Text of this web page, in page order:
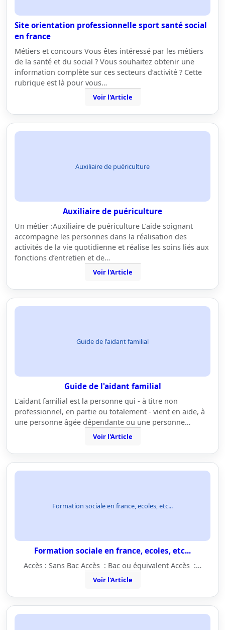
Site orientation professionnelle sport santé social
en france
Métiers et concours Vous êtes intéressé par les métiers
de la santé et du social ? Vous souhaitez obtenir une
information complète sur ces secteurs d’activité ? Cette
rubrique est là pour vous…
Voir l'Article
Auxiliaire de puériculture
Auxiliaire de puériculture
Un métier :Auxiliaire de puériculture L’aide soignant
accompagne les personnes dans la réalisation des
activités de la vie quotidienne et réalise les soins liés aux
fonctions d’entretien et de…
Voir l'Article
Guide de l'aidant familial
Guide de l'aidant familial
L'aidant familial est la personne qui - à titre non
professionnel, en partie ou totalement - vient en aide, à
une personne âgée dépendante ou une personne…
Voir l'Article
Formation sociale en france, ecoles, etc...
Formation sociale en france, ecoles, etc...
Accès : Sans Bac Accès : Bac ou équivalent Accès :…
Voir l'Article